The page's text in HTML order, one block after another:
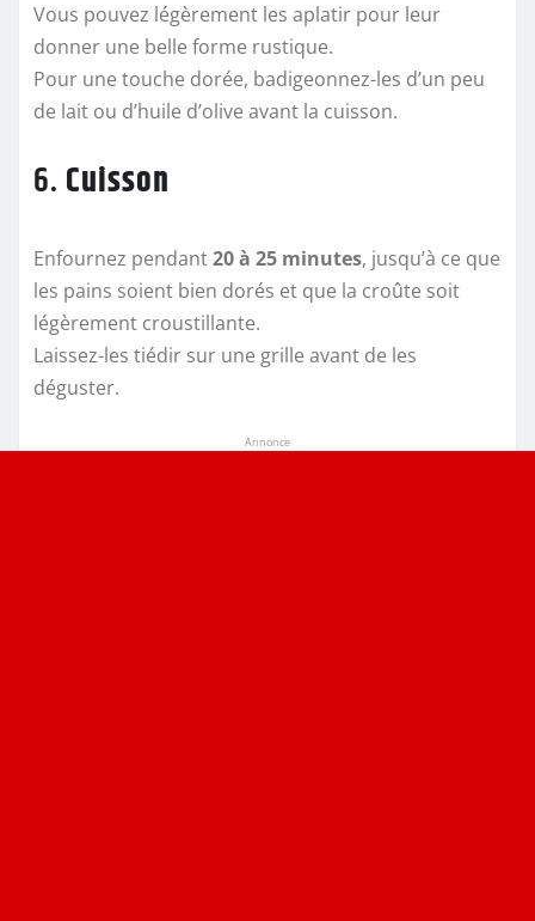
Vous pouvez légèrement les aplatir pour leur
donner une belle forme rustique.
Pour une touche dorée, badigeonnez-les d’un peu
de lait ou d’huile d’olive avant la cuisson.
6. Cuisson
Enfournez pendant20 à 25 minutes, jusqu’à ce que
les pains soient bien dorés et que la croûte soit
légèrement croustillante.
Laissez-les tiédir sur une grille avant de les
déguster.
Annonce